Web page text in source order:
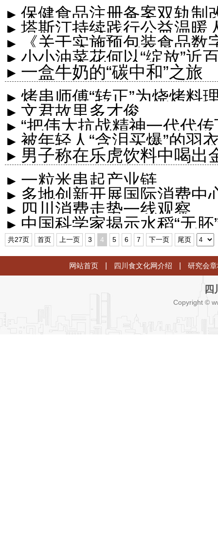
▸ 保健食品注册备案双轨制
▸ 塔斯汀持续践行公益温暖
▸ 《关于实施预包装食品数
内容
▸ 小小油菜花何以“绽放”近
▸ 一盒牛奶的“碳中和”之旅
▸ 烤串师傅“转正”为烧烤料
▸ 文君故里多才俊
▸ “把伟大抗战精神一代代传
▸ 被年轻人“含泪买爆”的羽
▸ 男子称在乐虎饮料中喝出
后会积极处理
▸ 一粒米串起产业链
▸ 多地创新开展国际消费中
▸ 四川消费走势一线观察
▸ 中国科学家揭示水稻“无胚
共27页 首页 上一页 3 4 5 6 7 下一页 尾页
网站首页 四川食文化网介绍 研究会
Copyright ©